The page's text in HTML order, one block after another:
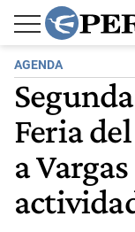
AGENDA
Feria
a